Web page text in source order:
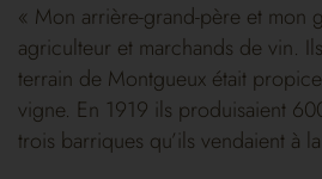
« Mon arrière-grand-père et mon
agriculteur et marchands de vin.
terrain de Montgueux était
vigne. En 1919 ils produisaient
trois barriques qu’ils vendaient à